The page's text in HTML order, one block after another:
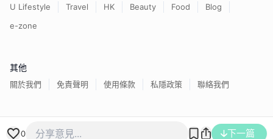
0 下一篇
U Lifestyle Travel HK Beauty Food
Blog
e-zone
其他
關於我們 免責聲明 使用條款 私隱政策 聯絡我們
香港經濟日報版權所有©